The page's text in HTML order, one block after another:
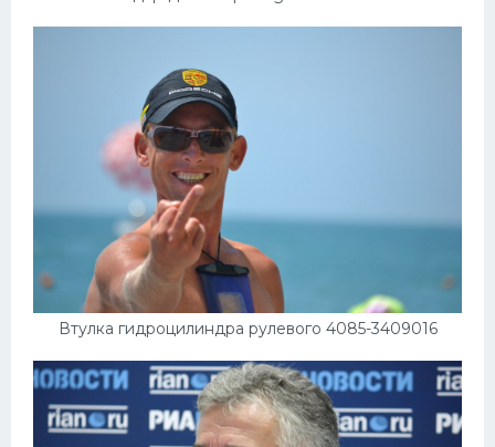
Втулка гидроцилиндра рулевого 4085-3409016